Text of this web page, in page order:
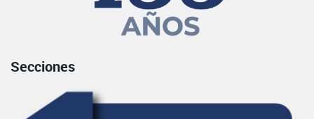
Secciones